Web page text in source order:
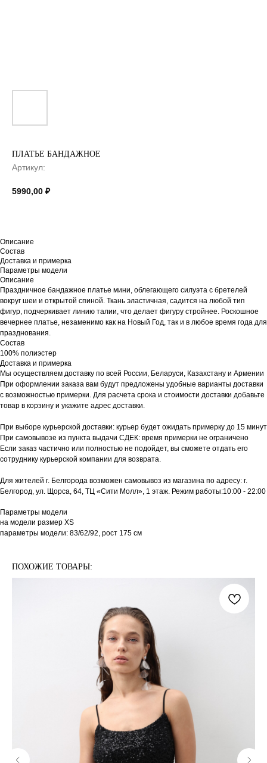
ПЛАТЬЕ БАНДАЖНОЕ
Артикул:
5990,00 ₽
Описание
Состав
Доставка и примерка
Параметры модели
Описание
Праздничное бандажное платье мини, облегающего силуэта с бретелей
вокруг шеи и открытой спиной. Ткань эластичная, садится на любой тип
фигур, подчеркивает линию талии, что делает фигуру стройнее. Роскошное
вечернее платье, незаменимо как на Новый Год, так и в любое время года для
празднования.
Состав
100% полиэстер
Доставка и примерка
Мы осуществляем доставку по всей России, Беларуси, Казахстану и Армении
При оформлении заказа вам будут предложены удобные варианты доставки
с возможностью примерки. Для расчета срока и стоимости доставки добавьте
товар в корзину и укажите адрес доставки.
При выборе курьерской доставки: курьер будет ожидать примерку до 15 минут
При самовывозе из пункта выдачи СДЕК: время примерки не ограничено
Если заказ частично или полностью не подойдет, вы сможете отдать его
сотруднику курьерской компании для возврата.
Для жителей г. Белгорода возможен самовывоз из магазина по адресу: г.
Белгород, ул. Щорса, 64, ТЦ «Сити Молл», 1 этаж. Режим работы:10:00 - 22:00
Параметры модели
на модели размер XS
параметры модели: 83/62/92, рост 175 см
ПОХОЖИЕ ТОВАРЫ: